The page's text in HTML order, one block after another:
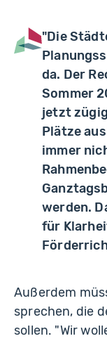
"Die
da. Der
Sommer
jetzt
Plätze
immer
werden.
für
Außerdem
sprechen, die
sollen. "Wir